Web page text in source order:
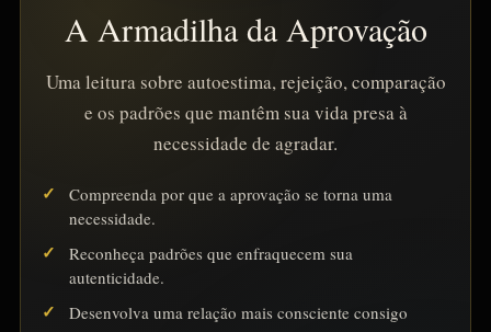
A Armadilha da Aprovação
Uma leitura sobre autoestima, rejeição, comparação
e os padrões que mantêm sua vida presa à
necessidade de agradar.
Compreenda por que a aprovação se torna uma
necessidade.
Reconheça padrões que enfraquecem sua
autenticidade.
Desenvolva uma relação mais consciente consigo